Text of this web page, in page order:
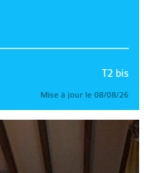
T2 bis
Mise à jour le 08/08/26